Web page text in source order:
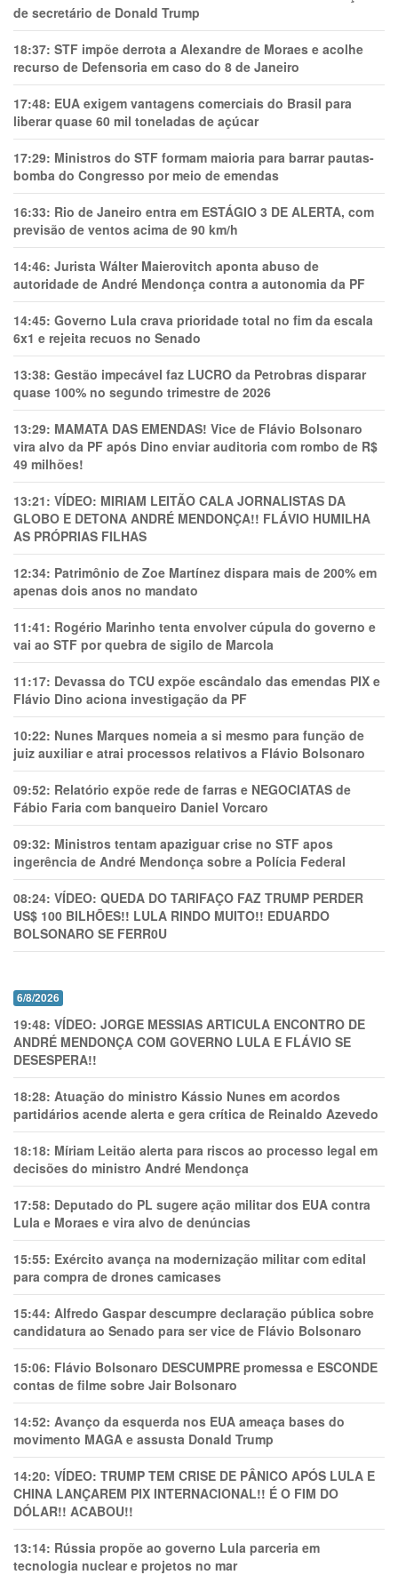
de secretário de Donald Trump
18:37: STF impõe derrota a Alexandre de Moraes e acolhe
recurso de Defensoria em caso do 8 de Janeiro
17:48: EUA exigem vantagens comerciais do Brasil para
liberar quase 60 mil toneladas de açúcar
17:29: Ministros do STF formam maioria para barrar pautas-
bomba do Congresso por meio de emendas
16:33: Rio de Janeiro entra em ESTÁGIO 3 DE ALERTA, com
previsão de ventos acima de 90 km/h
14:46: Jurista Wálter Maierovitch aponta abuso de
autoridade de André Mendonça contra a autonomia da PF
14:45: Governo Lula crava prioridade total no fim da escala
6x1 e rejeita recuos no Senado
13:38: Gestão impecável faz LUCRO da Petrobras disparar
quase 100% no segundo trimestre de 2026
13:29: MAMATA DAS EMENDAS! Vice de Flávio Bolsonaro
vira alvo da PF após Dino enviar auditoria com rombo de R$
49 milhões!
13:21: VÍDEO: MIRIAM LEITÃO CALA JORNALISTAS DA
GLOBO E DETONA ANDRÉ MENDONÇA!! FLÁVIO HUMILHA
AS PRÓPRIAS FILHAS
12:34: Patrimônio de Zoe Martínez dispara mais de 200% em
apenas dois anos no mandato
11:41: Rogério Marinho tenta envolver cúpula do governo e
vai ao STF por quebra de sigilo de Marcola
11:17: Devassa do TCU expõe escândalo das emendas PIX e
Flávio Dino aciona investigação da PF
10:22: Nunes Marques nomeia a si mesmo para função de
juiz auxiliar e atrai processos relativos a Flávio Bolsonaro
09:52: Relatório expõe rede de farras e NEGOCIATAS de
Fábio Faria com banqueiro Daniel Vorcaro
09:32: Ministros tentam apaziguar crise no STF apos
ingerência de André Mendonça sobre a Polícia Federal
08:24: VÍDEO: QUEDA DO TARIFAÇO FAZ TRUMP PERDER
US$ 100 BILHÕES!! LULA RINDO MUITO!! EDUARDO
BOLSONARO SE FERR0U
6/8/2026
19:48: VÍDEO: JORGE MESSIAS ARTICULA ENCONTRO DE
ANDRÉ MENDONÇA COM GOVERNO LULA E FLÁVIO SE
DESESPERA!!
18:28: Atuação do ministro Kássio Nunes em acordos
partidários acende alerta e gera crítica de Reinaldo Azevedo
18:18: Míriam Leitão alerta para riscos ao processo legal em
decisões do ministro André Mendonça
17:58: Deputado do PL sugere ação militar dos EUA contra
Lula e Moraes e vira alvo de denúncias
15:55: Exército avança na modernização militar com edital
para compra de drones camicases
15:44: Alfredo Gaspar descumpre declaração pública sobre
candidatura ao Senado para ser vice de Flávio Bolsonaro
15:06: Flávio Bolsonaro DESCUMPRE promessa e ESCONDE
contas de filme sobre Jair Bolsonaro
14:52: Avanço da esquerda nos EUA ameaça bases do
movimento MAGA e assusta Donald Trump
14:20: VÍDEO: TRUMP TEM CRlSE DE PÂNlCO APÓS LULA E
CHINA LANÇAREM PIX INTERNACIONAL!! É O FIM DO
DÓLAR!! ACABOU!!
13:14: Rússia propõe ao governo Lula parceria em
tecnologia nuclear e projetos no mar